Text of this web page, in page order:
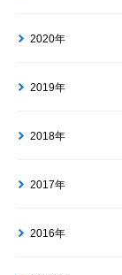
2020年
2019年
2018年
2017年
2016年